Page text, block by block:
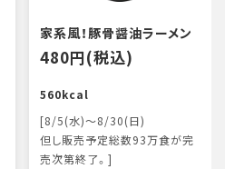
家系風！豚骨醤油ラーメン
480円(税込)
560kcal
[8/5(水)～8/30(日)
但し販売予定総数93万食が完
売次第終了。]